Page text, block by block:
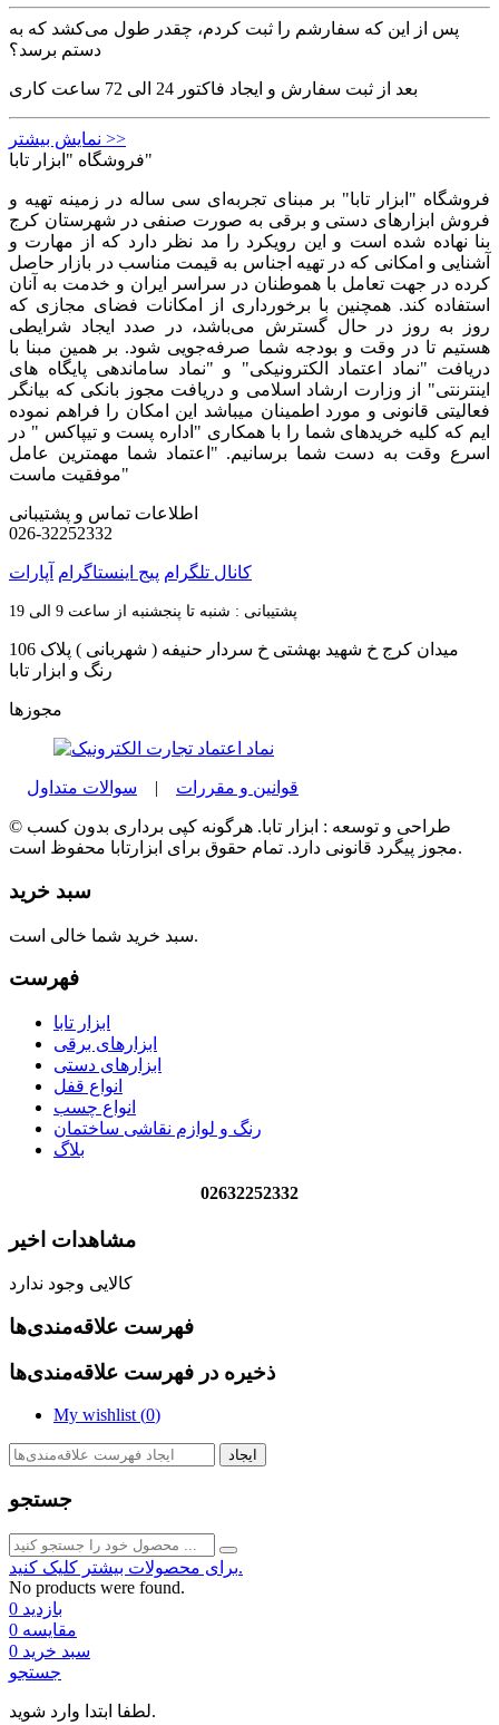
پس از این که سفارشم را ثبت کردم، چقدر طول می‌‏کشد که به
دستم برسد؟
بعد از ثبت سفارش و ایجاد فاکتور 24 الی 72 ساعت کاری
نمایش بیشتر >>
فروشگاه "ابزار تابا"
فروشگاه "ابزار تابا" بر مبنای تجربه‌ای سی ساله در زمینه تهیه و
فروش ابزارهای دستی و برقی به صورت صنفی در شهرستان کرج
بنا نهاده شده است و این رویکرد را مد نظر دارد که از مهارت و
آشنایی و امکانی که در تهیه اجناس به قیمت مناسب در بازار حاصل
کرده در جهت تعامل با هموطنان در سراسر ایران و خدمت به آنان
استفاده کند. همچنین با برخورداری از امکانات فضای مجازی که
روز به روز در حال گسترش می‌باشد، در صدد ایجاد شرایطی
هستیم تا در وقت و بودجه شما صرفه‌جویی شود. بر همین مبنا با
دریافت "نماد اعتماد الکترونیکی" و "نماد ساماندهی پایگاه های
اینترنتی" از وزارت ارشاد اسلامی و دریافت مجوز بانکی که بیانگر
فعالیتی قانونی و مورد اطمینان میباشد این امکان را فراهم نموده
ایم که کلیه خریدهای شما را با همکاری "اداره پست و تیپاکس " در
اسرع وقت به دست شما برسانیم. "اعتماد شما مهمترین عامل
موفقیت ماست"
اطلاعات تماس و پشتیبانی
026-32252332
کانال تلگرام پیج اینستاگرام آپارات
پشتیبانی : شنبه تا پنجشنبه از ساعت 9 الی 19
میدان کرج خ شهید بهشتی خ سردار حنیفه ( شهربانی ) پلاک 106
رنگ و ابزار تابا
مجوزها
قوانین و مقررات | سوالات متداول
© طراحی و توسعه : ابزار تابا. هرگونه کپی برداری بدون کسب
مجوز پیگرد قانونی دارد. تمام حقوق برای ابزارتابا محفوظ است.
سبد خرید
سبد خرید شما خالی است.
فهرست
ابزار تابا
ابزارهای برقی
ابزارهای دستی
انواع قفل
انواع چسب
رنگ و لوازم نقاشی ساختمان
بلاگ
02632252332
مشاهدات اخیر
کالایی وجود ندارد
فهرست علاقه‌مندی‌ها
ذخیره در فهرست علاقه‌مندی‌ها
My wishlist (0)
ایجاد
جستجو
برای محصولات بیشتر کلیک کنید.
No products were found.
بازدید 0
مقایسه 0
سبد خرید 0
جستجو
لطفا ابتدا وارد شوید.